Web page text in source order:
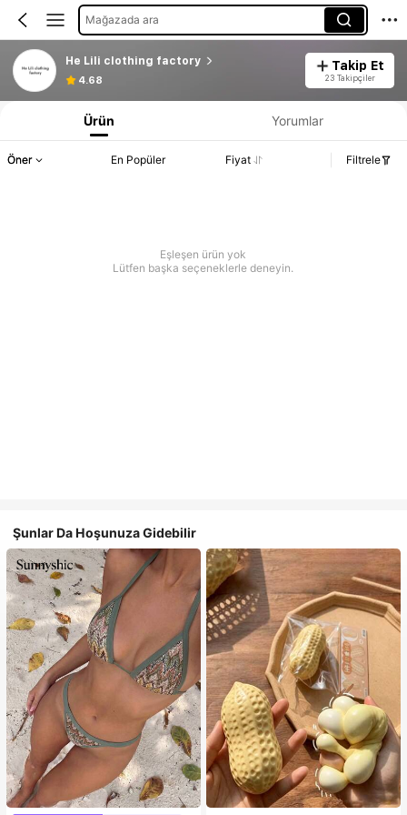
Mağazada ara
He Lili clothing factory
4.68
Takip Et
23 Takipçiler
Ürün Yorumlar
Öner En Popüler Fiyat Filtrele
Eşleşen ürün yok
Lütfen başka seçeneklerle deneyin.
Şunlar Da Hoşunuza Gidebilir